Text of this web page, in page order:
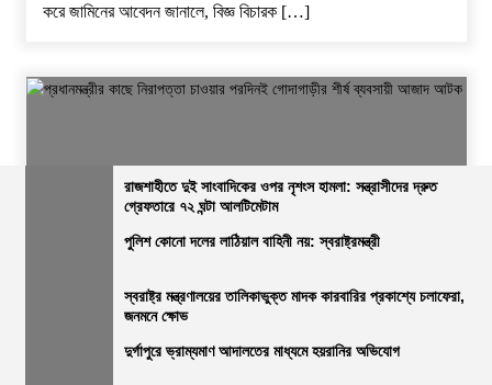
করে জামিনের আবেদন জানালে, বিজ্ঞ বিচারক […]
প্রধানমন্ত্রীর কাছে নিরাপত্তা চাওয়ার পরদিনই গোদাগাড়ীর শীর্ষ ব্যবসায়ী
ভোরের আভা ২০ জুলাই, ২০২৬, ১:১৫ অপরাহ্ন
রাজশাহীতে দুই সাংবাদিকের ওপর নৃশংস হামলা: সন্ত্রাসীদের দ্রুত
গ্রেফতারে ৭২ ঘন্টা আলটিমেটাম
পুলিশ কোনো দলের লাঠিয়াল বাহিনী নয়: স্বরাষ্ট্রমন্ত্রী
স্বরাষ্ট্র মন্ত্রণালয়ের তালিকাভুক্ত মাদক কারবারির প্রকাশ্যে চলাফেরা,
জনমনে ক্ষোভ
দুর্গাপুরে ভ্রাম্যমাণ আদালতের মাধ্যমে হয়রানির অভিযোগ